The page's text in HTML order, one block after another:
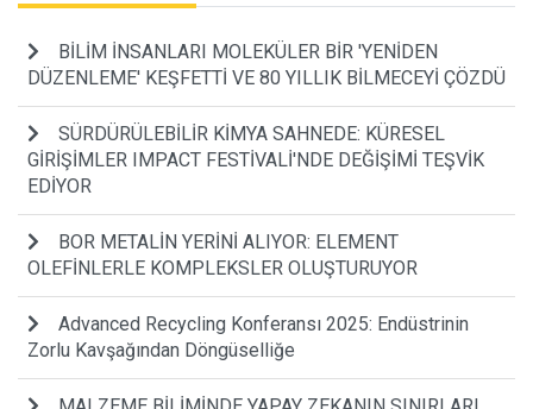
BİLİM İNSANLARI MOLEKÜLER BİR 'YENİDEN
DÜZENLEME' KEŞFETTİ VE 80 YILLIK BİLMECEYİ ÇÖZDÜ
SÜRDÜRÜLEBİLİR KİMYA SAHNEDE: KÜRESEL
GİRİŞİMLER IMPACT FESTİVALİ'NDE DEĞİŞİMİ TEŞVİK
EDİYOR
BOR METALİN YERİNİ ALIYOR: ELEMENT
OLEFİNLERLE KOMPLEKSLER OLUŞTURUYOR
Advanced Recycling Konferansı 2025: Endüstrinin
Zorlu Kavşağından Döngüselliğe